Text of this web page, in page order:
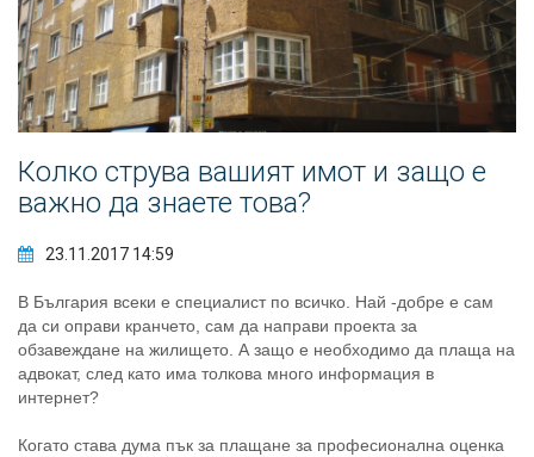
Колко струва вашият имот и защо е
важно да знаете това?
23.11.2017 14:59
В България всеки е специалист по всичко. Най -добре е сам
да си оправи кранчето, сам да направи проекта за
обзавеждане на жилището. А защо е необходимо да плаща на
адвокат, след като има толкова много информация в
интернет?
Когато става дума пък за плащане за професионална оценка